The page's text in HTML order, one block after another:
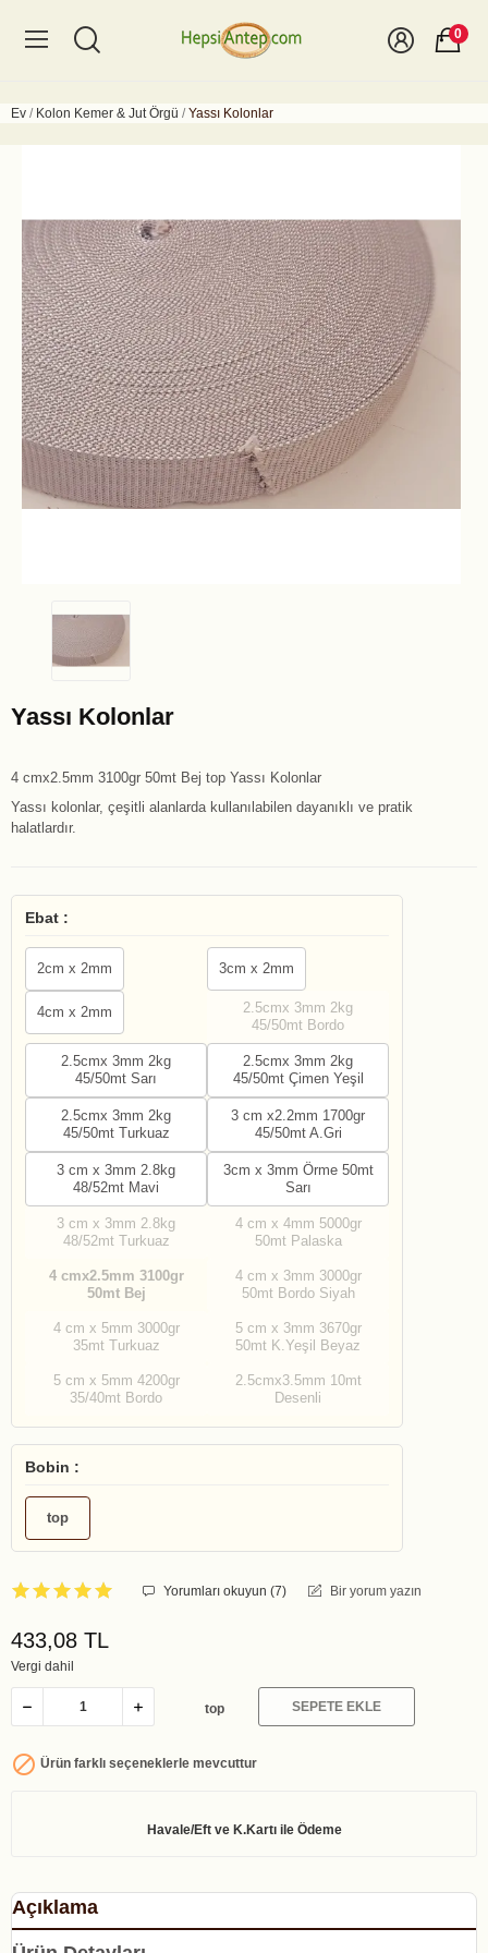
0
Ev Kolon Kemer & Jut Örgü Yassı Kolonlar
Yassı Kolonlar
4 cmx2.5mm 3100gr 50mt Bej top Yassı Kolonlar
Yassı kolonlar, çeşitli alanlarda kullanılabilen dayanıklı ve pratik
halatlardır.
Ebat :
2cm x 2mm 3cm x 2mm
4cm x 2mm
2.5cmx 3mm 2kg
45/50mt Bordo
2.5cmx 3mm 2kg
45/50mt Sarı
2.5cmx 3mm 2kg
45/50mt Çimen Yeşil
2.5cmx 3mm 2kg
45/50mt Turkuaz
3 cm x2.2mm 1700gr
45/50mt A.Gri
3 cm x 3mm 2.8kg
48/52mt Mavi
3cm x 3mm Örme 50mt
Sarı
3 cm x 3mm 2.8kg
48/52mt Turkuaz
4 cm x 4mm 5000gr
50mt Palaska
4 cmx2.5mm 3100gr
50mt Bej
4 cm x 3mm 3000gr
50mt Bordo Siyah
4 cm x 5mm 3000gr
35mt Turkuaz
5 cm x 3mm 3670gr
50mt K.Yeşil Beyaz
5 cm x 5mm 4200gr
35/40mt Bordo
2.5cmx3.5mm 10mt
Desenli
Bobin :
top
Yorumları okuyun (7) Bir yorum yazın
433,08 TL
Vergi dahil
top SEPETE EKLE
 Ürün farklı seçeneklerle mevcuttur
Açıklama